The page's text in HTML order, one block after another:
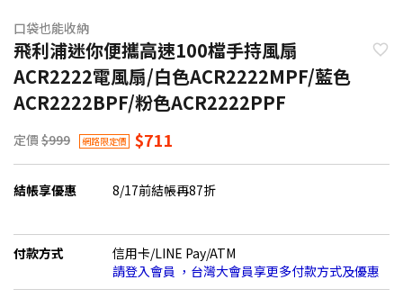
口袋也能收納
飛利浦迷你便攜高速100檔手持風扇
ACR2222電風扇/白色ACR2222MPF/藍色
ACR2222BPF/粉色ACR2222PPF
定價 $999 網路限定價 $711
結帳享優惠 8/17前結帳再87折
付款方式
信用卡/LINE Pay/ATM
請登入會員 ，台灣大會員享更多付款方式及優惠